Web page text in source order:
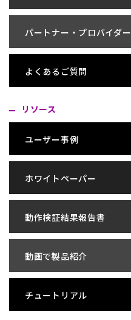
パートナー・プロバイダー
よくあるご質問
リソース
ユーザー事例
ホワイトペーパー
動作検証結果報告書
動画で製品紹介
チュートリアル